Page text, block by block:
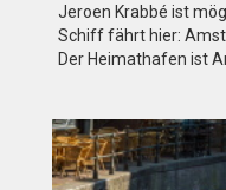
Jeroen Krabbé ist
Schiff fährt hier:
Der Heimathafen ist